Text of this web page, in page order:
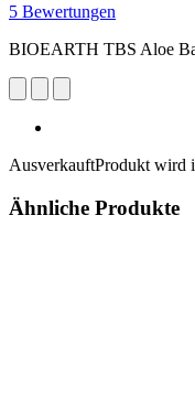
5 Bewertungen
BIOEARTH TBS Aloe
AusverkauftProdukt wird
Ähnliche Produkte